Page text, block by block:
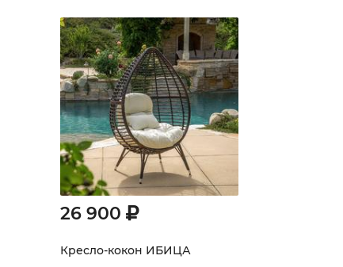
26 900
Кресло-кокон ИБИЦА